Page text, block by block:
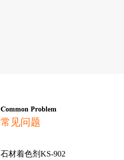
Common Problem
常见问题
石材着色剂KS-902